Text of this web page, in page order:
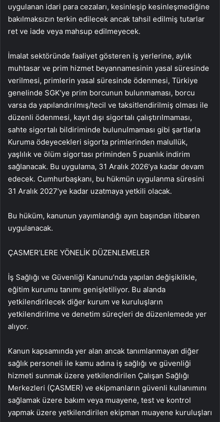
uygulanan idari para cezaları, kesinleşip kesinleşmediğine
bakılmaksızın terkin edilecek ancak tahsil edilmiş tutarlar
ret ve iade veya mahsup edilmeyecek.
İmalat sektöründe faaliyet gösteren iş yerlerine, aylık
muhtasar ve prim hizmet beyannamesinin yasal süresinde
verilmesi, primlerin yasal süresinde ödenmesi, Türkiye
genelinde SGK’ye prim borcunun bulunmaması, borcu
varsa da yapılandırılmış/tecil ve taksitlendirilmiş olması ile
düzenli ödenmesi, kayıt dışı sigortalı çalıştırılmaması,
sahte sigortalı bildiriminde bulunulmaması gibi şartlarla
Kuruma ödeyecekleri sigorta primlerinden malullük,
yaşlılık ve ölüm sigortası priminden 5 puanlık indirim
sağlanacak. Bu uygulama, 31 Aralık 2026’ya kadar devam
edecek. Cumhurbaşkanı, bu hükmün uygulanma süresini
31 Aralık 2027’ye kadar uzatmaya yetkili olacak.
Bu hüküm, kanunun yayımlandığı ayın başından itibaren
uygulanacak.
ÇASMER’LERE YÖNELİK DÜZENLEMELER
İş Sağlığı ve Güvenliği Kanunu’nda yapılan değişiklikle,
eğitim kurumu tanımı genişletiliyor. Bu alanda
yetkilendirilecek diğer kurum ve kuruluşların
yetkilendirilme ve denetim süreçleri de düzenlemede yer
alıyor.
Kanun kapsamında yer alan ancak tanımlanmayan diğer
sağlık personeli ile kamu adına iş sağlığı ve güvenliği
hizmeti sunmak üzere yetkilendirilen Çalışan Sağlığı
Merkezleri (ÇASMER) ve ekipmanların güvenli kullanımını
sağlamak üzere bakım veya muayene, test ve kontrol
yapmak üzere yetkilendirilen ekipman muayene kuruluşları